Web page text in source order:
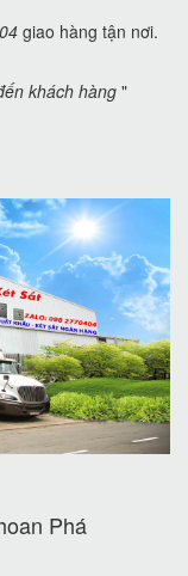
giao hàng tận nơi.
khách hàng "
Phá